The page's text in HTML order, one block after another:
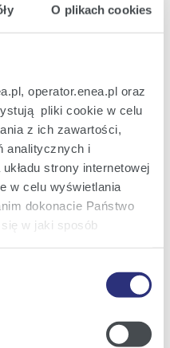
O plikach cookies
operator.enea.pl oraz
pliki cookie w celu
z ich zawartości,
analitycznych i
strony internetowej
w celu wyświetlania
dokonacie Państwo
w jaki sposób
temat znajdziecie
Polityce